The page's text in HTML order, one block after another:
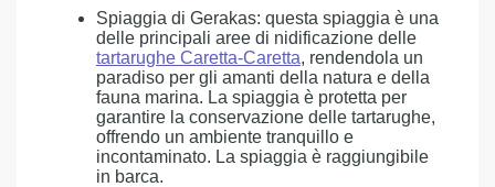
Spiaggia di Gerakas: questa spiaggia è una
delle principali aree di nidificazione delle
tartarughe Caretta-Caretta, rendendola un
paradiso per gli amanti della natura e della
fauna marina. La spiaggia è protetta per
garantire la conservazione delle tartarughe,
offrendo un ambiente tranquillo e
incontaminato. La spiaggia è raggiungibile
in barca.